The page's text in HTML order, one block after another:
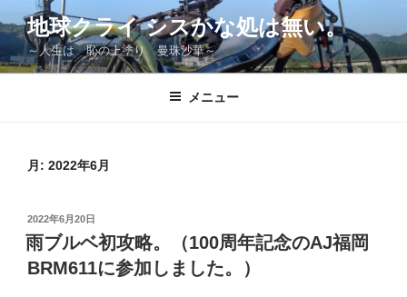
ン
テ
ン
地球クライ シスかな処は無い。
～人生は 恥の上塗り 曼珠沙華～
メニュー
月: 2022年6月
投
稿
日:
2022年6月20日
雨ブルベ初攻略。（100周年記念のAJ福岡
BRM611に参加しました。）